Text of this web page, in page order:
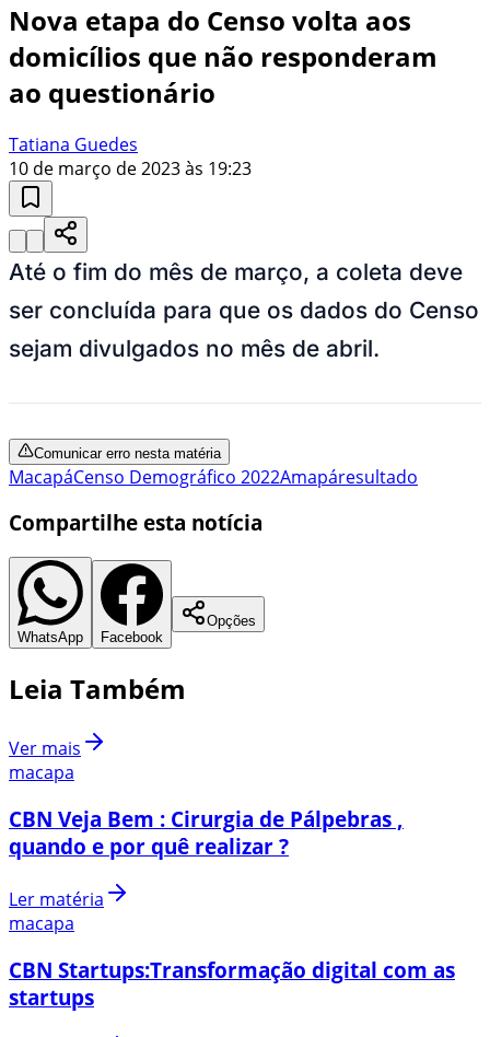
Nova etapa do Censo volta aos
domicílios que não responderam
ao questionário
Tatiana Guedes
10 de março de 2023 às 19:23
Até o fim do mês de março, a coleta deve
ser concluída para que os dados do Censo
sejam divulgados no mês de abril.
Comunicar erro nesta matéria
MacapáCenso Demográfico 2022Amapáresultado
Compartilhe esta notícia
WhatsApp Facebook
Opções
Leia Também
Ver mais
macapa
CBN Veja Bem : Cirurgia de Pálpebras ,
quando e por quê realizar ?
Ler matéria
macapa
CBN Startups:Transformação digital com as
startups